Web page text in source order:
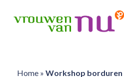
Home» Workshop borduren